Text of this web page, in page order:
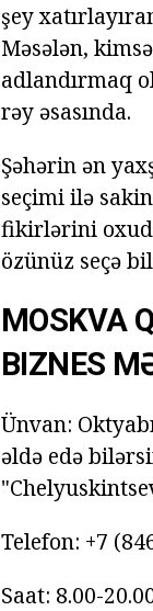
şey
Məsələn,
adlandırmaq
rəy əsasında.
Şəhərin ən
seçimi ilə
fikirlərini
özünüz seçə
MOSKVA
BIZNES
Ünvan:
əldə edə
Telefon: +7
Saat: 8.00-